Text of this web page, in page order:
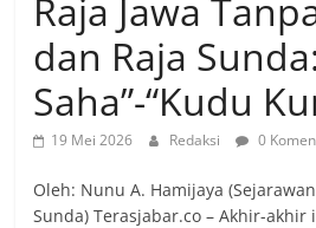
Raja Jawa
dan Raja
Saha”-“Kudu
19 Mei 2026 Redaksi 0
Oleh: Nunu A. Hamijaya
Sunda) Terasjabar.co – Akhir-akhir